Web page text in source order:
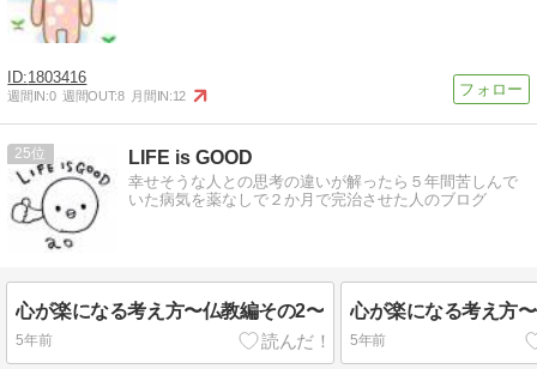
1803416
週間IN:0 週間OUT:8 月間IN:12
25 LIFE is GOOD
幸せそうな人との思考の違いが解ったら５年間苦しんで
いた病気を薬なしで２か月で完治させた人のブログ
心が楽になる考え方〜仏教編その2〜
5年前
心が楽になる考え方
5年前